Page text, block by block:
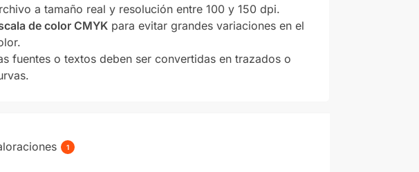
a tamaño real y resolución entre 100 y 150 dpi.
de color CMYKpara evitar grandes variaciones en el
fuentes o textos deben ser convertidas en trazados o
1